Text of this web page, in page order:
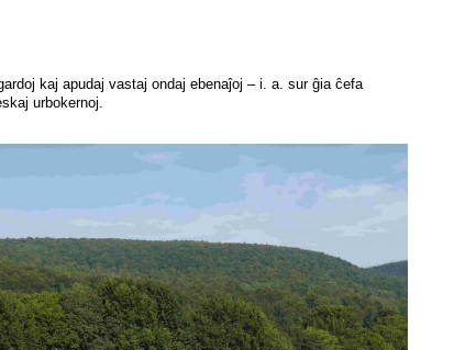
kaj apudaj vastaj ondaj ebenaĵoj – i. a. sur ĝia ĉefa
urbokernoj.